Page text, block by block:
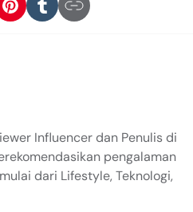
Influencer dan Penulis di
pengalaman
dari Lifestyle, Teknologi,